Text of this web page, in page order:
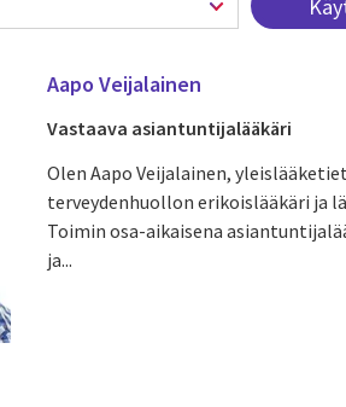
Aapo Veijalainen
Vastaava asiantuntijalääkäri
Olen Aapo Veijalainen,
terveydenhuollon erikoislääkäri ja
Toimin osa-aikaisena
ja...